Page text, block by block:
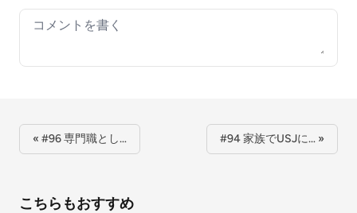
Your comment
« #96 専門職とし… #94 家族でUSJに… »
こちらもおすすめ